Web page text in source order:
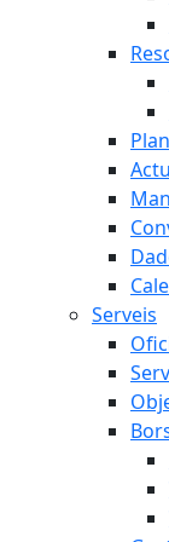
Serveis